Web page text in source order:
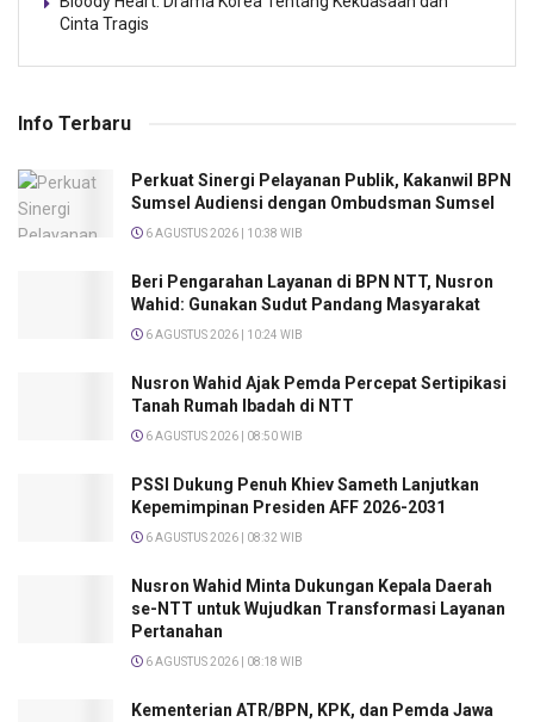
Cinta Tragis
Info Terbaru
Perkuat Sinergi Pelayanan Publik, Kakanwil BPN
Sumsel Audiensi dengan Ombudsman Sumsel
6 AGUSTUS 2026 | 10:38 WIB
Beri Pengarahan Layanan di BPN NTT, Nusron
Wahid: Gunakan Sudut Pandang Masyarakat
6 AGUSTUS 2026 | 10:24 WIB
Nusron Wahid Ajak Pemda Percepat Sertipikasi
Tanah Rumah Ibadah di NTT
6 AGUSTUS 2026 | 08:50 WIB
PSSI Dukung Penuh Khiev Sameth Lanjutkan
Kepemimpinan Presiden AFF 2026-2031
6 AGUSTUS 2026 | 08:32 WIB
Nusron Wahid Minta Dukungan Kepala Daerah
se-NTT untuk Wujudkan Transformasi Layanan
Pertanahan
6 AGUSTUS 2026 | 08:18 WIB
Kementerian ATR/BPN, KPK, dan Pemda Jawa